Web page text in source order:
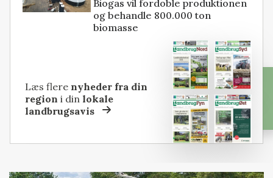
Biogas vil fordoble produktionen
og behandle 800.000 ton
biomasse
Læs flere nyheder fra din
region i dinlokale
landbrugsavis